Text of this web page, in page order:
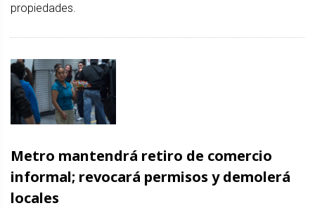
propiedades.
Metro mantendrá retiro de comercio
informal; revocará permisos y demolerá
locales